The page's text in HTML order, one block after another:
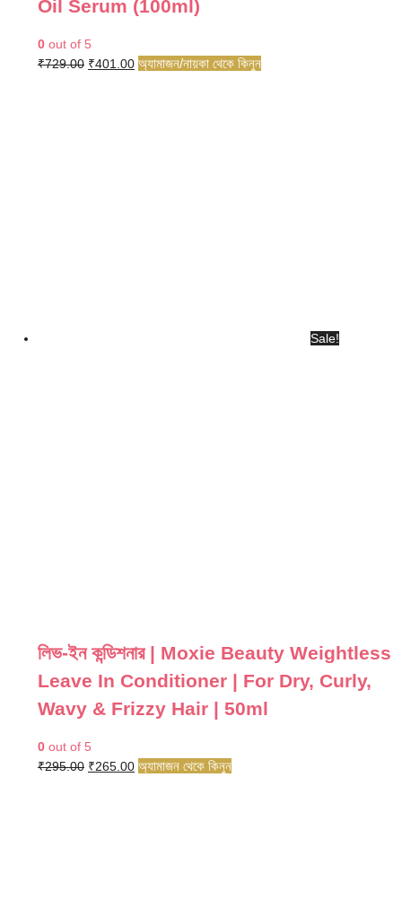
Oil Serum (100ml)
0 out of 5
₹729.00 Original
₹401.00Current
অ্যামাজন/নায়কা থেকে কিনুন
Sale!
লিভ-ইন কন্ডিশনার | Moxie Beauty Weightless
Leave In Conditioner | For Dry, Curly,
Wavy & Frizzy Hair | 50ml
0 out of 5
₹295.00 Original
₹265.00Current
অ্যামাজন থেকে কিনুন